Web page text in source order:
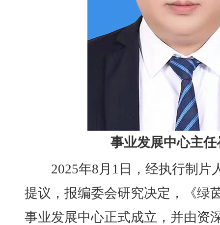
事业发展中心主任
2025年8月1日，经执行制片
提议，报编委会研究决定，《绿
事业发展中心正式成立，并由资